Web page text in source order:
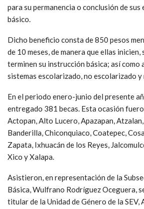
para su permanencia o conclusión de sus
básico.
Dicho beneficio consta de 850 pesos
de 10 meses, de manera que ellas
terminen su instrucción básica; así como
sistemas escolarizado, no escolarizado
En el periodo enero-junio del presente
entregado 381 becas. Esta ocasión
Actopan, Alto Lucero, Apazapan,
Banderilla, Chiconquiaco, Coatepec,
Zapata, Ixhuacán de los Reyes,
Xico y Xalapa.
Asistieron, en representación de la
Básica, Wulfrano Rodríguez Oceguera,
titular de la Unidad de Género de la SEV,